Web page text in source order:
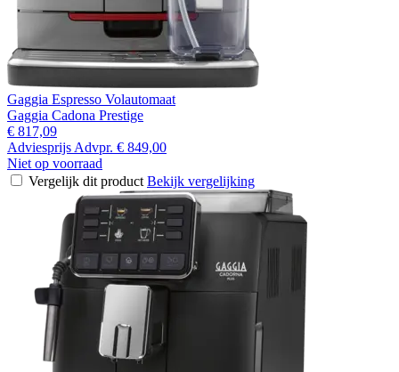
Gaggia Espresso Volautomaat
Gaggia Cadona Prestige
€ 817,09
Adviesprijs Advpr. € 849,00
Niet op voorraad
Vergelijk dit product Bekijk vergelijking